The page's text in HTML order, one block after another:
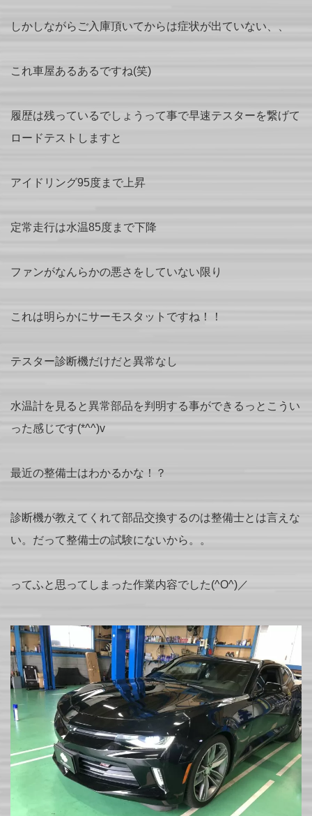
しかしながらご入庫頂いてからは症状が出ていない、、
これ車屋あるあるですね(笑)
履歴は残っているでしょうって事で早速テスターを繋げて
ロードテストしますと
アイドリング95度まで上昇
定常走行は水温85度まで下降
ファンがなんらかの悪さをしていない限り
これは明らかにサーモスタットですね！！
テスター診断機だけだと異常なし
水温計を見ると異常部品を判明する事ができるっとこうい
った感じです(*^^)v
最近の整備士はわかるかな！？
診断機が教えてくれて部品交換するのは整備士とは言えな
い。だって整備士の試験にないから。。
ってふと思ってしまった作業内容でした(^O^)／